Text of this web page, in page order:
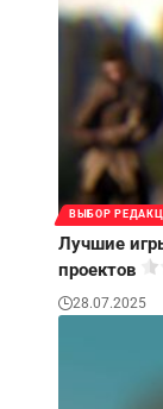
ВЫБОР
Лучшие
проектов
28.07.2025